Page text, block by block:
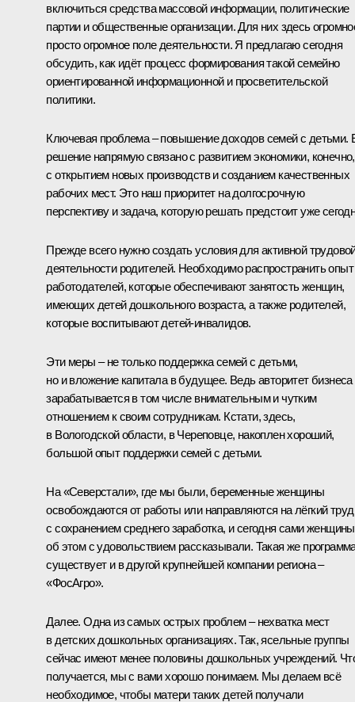
включиться средства массовой информации, политические
партии и общественные организации. Для них здесь
просто огромное поле деятельности. Я предлагаю сегодня
обсудить, как идёт процесс формирования такой семейно
ориентированной информационной и просветительской
политики.
Ключевая проблема – повышение доходов семей с детьми.
решение напрямую связано с развитием экономики, конечно,
с открытием новых производств и созданием качественных
рабочих мест. Это наш приоритет на долгосрочную
перспективу и задача, которую решать предстоит уже
Прежде всего нужно создать условия для активной
деятельности родителей. Необходимо распространить опыт
работодателей, которые обеспечивают занятость женщин,
имеющих детей дошкольного возраста, а также родителей,
которые воспитывают детей-инвалидов.
Эти меры – не только поддержка семей с детьми,
но и вложение капитала в будущее. Ведь авторитет бизнеса
зарабатывается в том числе внимательным и чутким
отношением к своим сотрудникам. Кстати, здесь,
в Вологодской области, в Череповце, накоплен хороший,
большой опыт поддержки семей с детьми.
На «Северстали», где мы были, беременные женщины
освобождаются от работы или направляются на лёгкий труд
с сохранением среднего заработка, и сегодня сами женщины
об этом с удовольствием рассказывали. Такая же
существует и в другой крупнейшей компании региона –
«ФосАгро».
Далее. Одна из самых острых проблем – нехватка мест
в детских дошкольных организациях. Так, ясельные группы
сейчас имеют менее половины дошкольных учреждений.
получается, мы с вами хорошо понимаем. Мы делаем всё
необходимое, чтобы матери таких детей получали